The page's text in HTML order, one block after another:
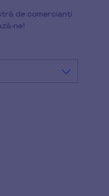
de comercianți
ne!